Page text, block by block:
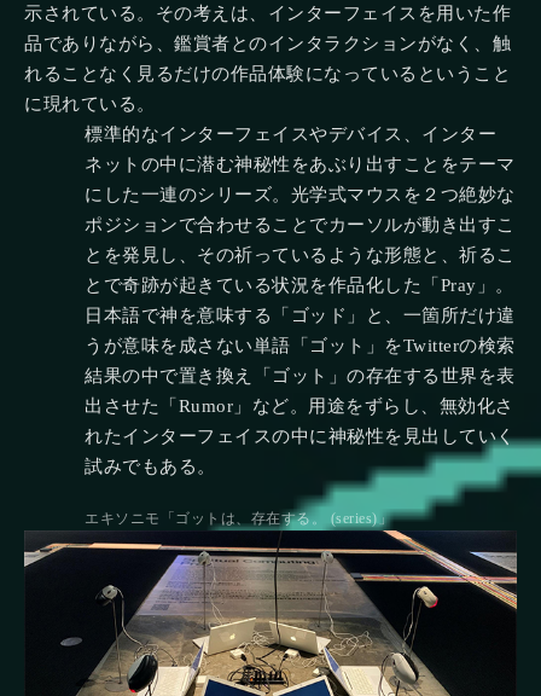
示されている。その考えは、インターフェイスを用いた作
品でありながら、鑑賞者とのインタラクションがなく、触
れることなく見るだけの作品体験になっているということ
に現れている。
標準的なインターフェイスやデバイス、インター
ネットの中に潜む神秘性をあぶり出すことをテーマ
にした一連のシリーズ。光学式マウスを２つ絶妙な
ポジションで合わせることでカーソルが動き出すこ
とを発見し、その祈っているような形態と、祈るこ
とで奇跡が起きている状況を作品化した「Pray」。
日本語で神を意味する「ゴッド」と、一箇所だけ違
うが意味を成さない単語「ゴット」をTwitterの検索
結果の中で置き換え「ゴット」の存在する世界を表
出させた「Rumor」など。用途をずらし、無効化さ
れたインターフェイスの中に神秘性を見出していく
試みでもある。
エキソニモ「ゴットは、存在する。 (series)」